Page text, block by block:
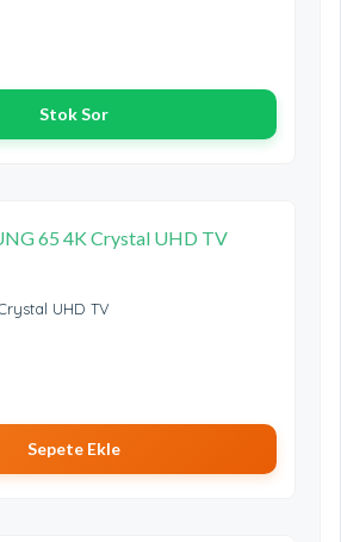
Stok Sor
UHD TV
Sepete Ekle